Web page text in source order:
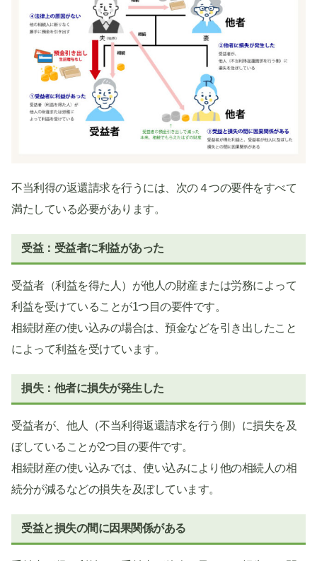
不当利得の返還請求を行うには、次の４つの要件をすべて
満たしている必要があります。
受益：受益者に利益があった
受益者（利益を得た人）が他人の財産または労務によって
利益を受けていることが1つ目の要件です。
相続財産の使い込みの場合は、預金などを引き出したこと
によって利益を受けています。
損失：他者に損失が発生した
受益者が、他人（不当利得返還請求を行う側）に損失を及
ぼしていることが2つ目の要件です。
相続財産の使い込みでは、使い込みにより他の相続人の相
続分が減るなどの損失を及ぼしています。
受益と損失の間に因果関係がある